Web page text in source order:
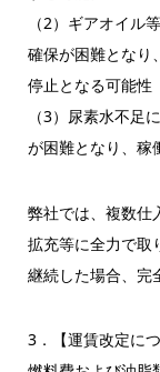
（2）ギアオイル
確保が困難となり
停止となる可能性
（3）尿素水不足
が困難となり、稼
弊社では、複数仕
拡充等に全力で取
継続した場合、完
3．【運賃改定に